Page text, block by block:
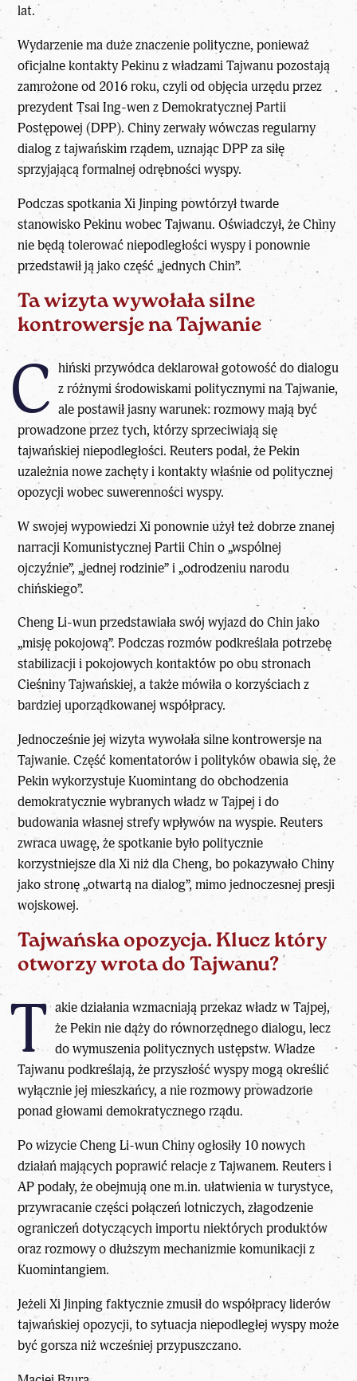
lat.
Wydarzenie ma duże znaczenie polityczne, ponieważ
oficjalne kontakty Pekinu z władzami Tajwanu pozostają
zamrożone od 2016 roku, czyli od objęcia urzędu przez
prezydent Tsai Ing-wen z Demokratycznej Partii
Postępowej (DPP). Chiny zerwały wówczas regularny
dialog z tajwańskim rządem, uznając DPP za siłę
sprzyjającą formalnej odrębności wyspy.
Podczas spotkania Xi Jinping powtórzył twarde
stanowisko Pekinu wobec Tajwanu. Oświadczył, że Chiny
nie będą tolerować niepodległości wyspy i ponownie
przedstawił ją jako część „jednych Chin”.
Ta wizyta wywołała silne
kontrowersje na Tajwanie
C hiński przywódca deklarował gotowość do dialogu
z różnymi środowiskami politycznymi na Tajwanie,
ale postawił jasny warunek: rozmowy mają być
prowadzone przez tych, którzy sprzeciwiają się
tajwańskiej niepodległości. Reuters podał, że Pekin
uzależnia nowe zachęty i kontakty właśnie od politycznej
opozycji wobec suwerenności wyspy.
W swojej wypowiedzi Xi ponownie użył też dobrze znanej
narracji Komunistycznej Partii Chin o „wspólnej
ojczyźnie”, „jednej rodzinie” i „odrodzeniu narodu
chińskiego”.
Cheng Li-wun przedstawiała swój wyjazd do Chin jako
„misję pokojową”. Podczas rozmów podkreślała potrzebę
stabilizacji i pokojowych kontaktów po obu stronach
Cieśniny Tajwańskiej, a także mówiła o korzyściach z
bardziej uporządkowanej współpracy.
Jednocześnie jej wizyta wywołała silne kontrowersje na
Tajwanie. Część komentatorów i polityków obawia się, że
Pekin wykorzystuje Kuomintang do obchodzenia
demokratycznie wybranych władz w Tajpej i do
budowania własnej strefy wpływów na wyspie. Reuters
zwraca uwagę, że spotkanie było politycznie
korzystniejsze dla Xi niż dla Cheng, bo pokazywało Chiny
jako stronę „otwartą na dialog”, mimo jednoczesnej presji
wojskowej.
Tajwańska opozycja. Klucz który
otworzy wrota do Tajwanu?
T akie działania wzmacniają przekaz władz w Tajpej,
że Pekin nie dąży do równorzędnego dialogu, lecz
do wymuszenia politycznych ustępstw. Władze
Tajwanu podkreślają, że przyszłość wyspy mogą określić
wyłącznie jej mieszkańcy, a nie rozmowy prowadzone
ponad głowami demokratycznego rządu.
Po wizycie Cheng Li-wun Chiny ogłosiły 10 nowych
działań mających poprawić relacje z Tajwanem. Reuters i
AP podały, że obejmują one m.in. ułatwienia w turystyce,
przywracanie części połączeń lotniczych, złagodzenie
ograniczeń dotyczących importu niektórych produktów
oraz rozmowy o dłuższym mechanizmie komunikacji z
Kuomintangiem.
Jeżeli Xi Jinping faktycznie zmusił do współpracy liderów
tajwańskiej opozycji, to sytuacja niepodległej wyspy może
być gorsza niż wcześniej przypuszczano.